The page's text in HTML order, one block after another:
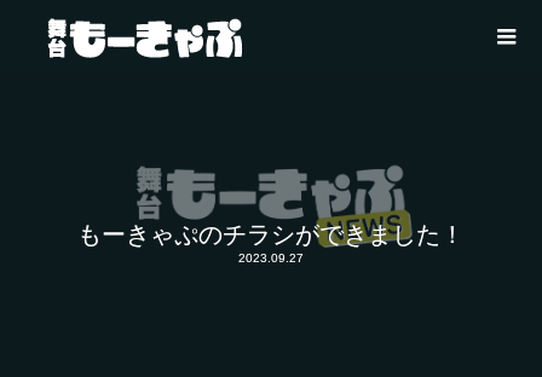
もーきゃぷのチラシができました！
2023.09.27